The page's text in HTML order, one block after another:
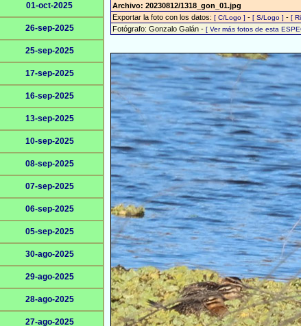
01-oct-2025
26-sep-2025
25-sep-2025
17-sep-2025
16-sep-2025
13-sep-2025
10-sep-2025
08-sep-2025
07-sep-2025
06-sep-2025
05-sep-2025
30-ago-2025
29-ago-2025
28-ago-2025
27-ago-2025
Archivo: 20230812/1318_gon_01.jpg
Exportar la foto con los datos: [ C/Logo ] - [ S/Logo ] - [
Fotógrafo: Gonzalo Galán - [ Ver más fotos de esta